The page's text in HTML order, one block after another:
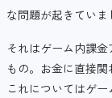
な問題が起きていま
それはゲーム内課
もの。お金に直接関
これについてはゲ